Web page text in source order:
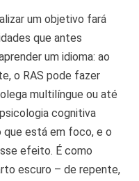
um objetivo fará
que antes
um idioma: ao
o RAS pode fazer
multilíngue ou até
cognitiva
que está em foco, e o
efeito. É como
escuro – de repente,